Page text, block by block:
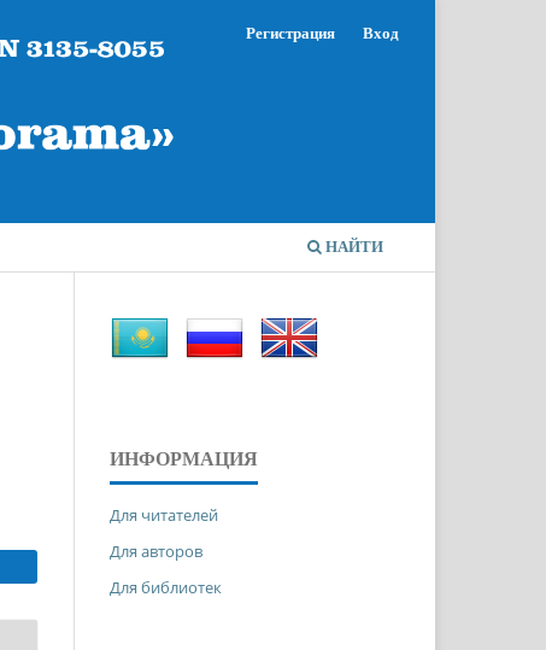
НАЙТИ
Регистрация Вход
ИНФОРМАЦИЯ
Для читателей
Для авторов
Для библиотек